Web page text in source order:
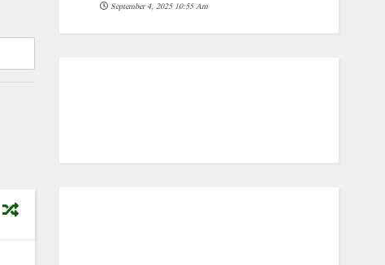
September 4, 2025 10:55 Am